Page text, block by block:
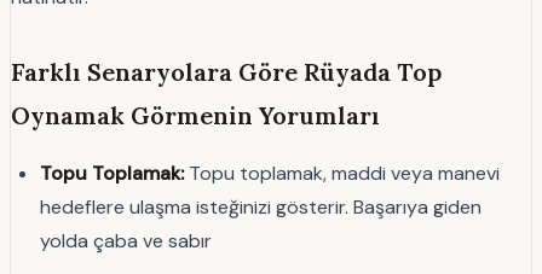
Farklı Senaryolara Göre Rüyada Top
Oynamak Görmenin Yorumları
Topu Toplamak:Topu toplamak, maddi veya manevi
hedeflere ulaşma isteğinizi gösterir. Başarıya giden
yolda çaba ve sabır